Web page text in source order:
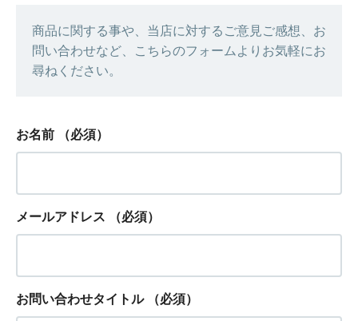
商品に関する事や、当店に対するご意見ご感想、お
問い合わせなど、こちらのフォームよりお気軽にお
尋ねください。
お名前 （必須）
メールアドレス （必須）
お問い合わせタイトル （必須）